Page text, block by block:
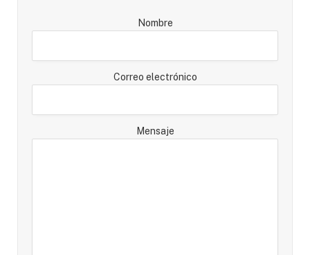
Nombre
Correo electrónico
Mensaje